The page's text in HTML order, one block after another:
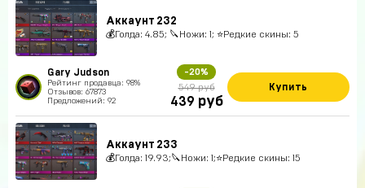
Аккаунт 232
💰Голда: 4.85; 🔪Ножи: 1; ⭐️Редкие скины: 5
Gary Judson
Рейтинг продавца: 98%
Отзывов: 67873
Предложений: 92
-20%
549 руб
439 руб
Купить
Аккаунт 233
💰Голда: 19.93;🔪Ножи: 1;⭐️Редкие скины: 15